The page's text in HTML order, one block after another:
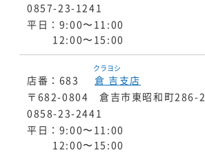
0857-23-1241
平日：9:00〜11:00
12:00〜15:00
店番：683 倉吉
クラヨシ
支店
〒682-0804 倉吉市東昭和町286-2
0858-23-2441
平日：9:00〜11:00
12:00〜15:00